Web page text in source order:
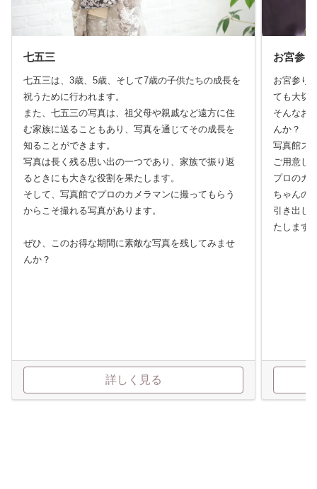
七五三
七五三は、3歳、5歳、そして7歳の子供たちの成長を
祝うために行われます。
また、七五三の写真は、祖父母や親戚など遠方に住
む家族に送ることもあり、写真を通じてその成長を
知ることができます。
写真は長く残る思い出の一つであり、家族で振り返
るときにも大きな役割を果たします。
そして、写真館でプロのカメラマンに撮ってもらう
からこそ撮れる写真があります。
ぜひ、このお得な期間に素敵な写真を残してみませ
んか？
詳しく見る
お宮参り
お宮参り
ても大切
そんなお
んか？
写真館ス
ご用意し
プロのカ
ちゃんの
引き出し
たします